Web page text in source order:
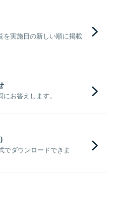
を実施日の新しい順に掲載
お答えします。
でダウンロードできま